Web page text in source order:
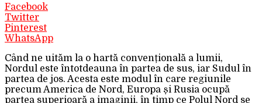
Facebook
Twitter
Pinterest
WhatsApp
Când ne uităm la o hartă convențională a lumii,
Nordul este întotdeauna în partea de sus, iar Sudul în
partea de jos. Acesta este modul în care regiunile
precum America de Nord, Europa și Rusia ocupă
partea superioară a imaginii, în timp ce Polul Nord se